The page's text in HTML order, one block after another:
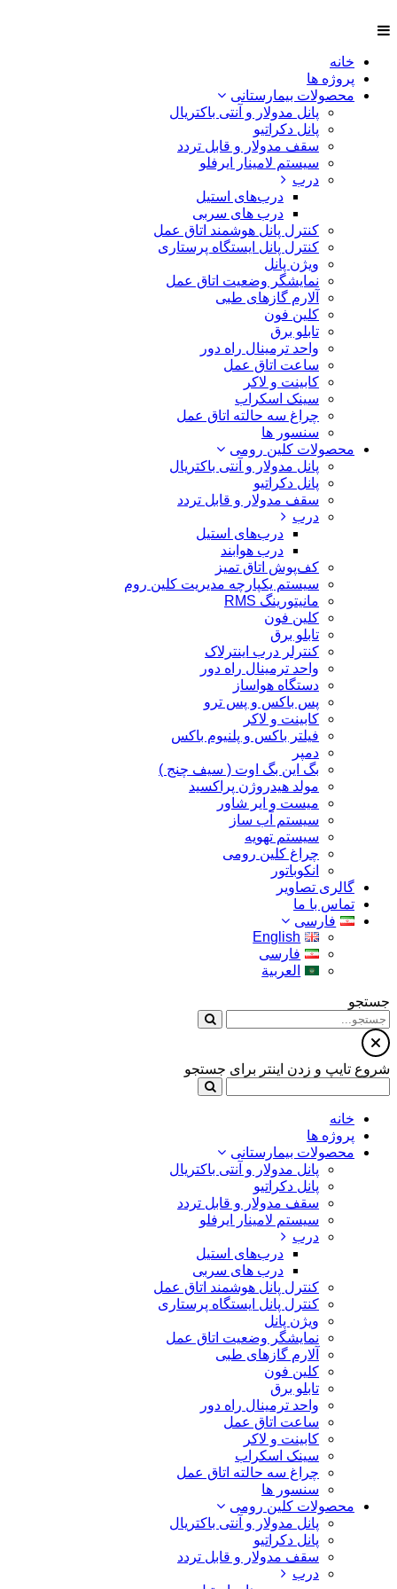
خانه
پروژه ها
محصولات بیمارستانی
پانل مدولار و آنتی باکتریال
پانل دکراتیو
سقف مدولار و قابل تردد
سیستم لامینار ایرفلو
درب
درب‌های استیل
درب های سربی
کنترل پانل هوشمند اتاق عمل
کنترل پانل ایستگاه پرستاری
ویژن پانل
نمایشگر وضعیت اتاق عمل
آلارم گازهای طبی
کلین فون
تابلو برق
واحد ترمینال راه دور
ساعت اتاق عمل
کابینت و لاکر
سینک اسکراب
چراغ سه حالته اتاق عمل
سنسور ها
محصولات کلین رومی
پانل مدولار و آنتی باکتریال
پانل دکراتیو
سقف مدولار و قابل تردد
درب
درب‌های استیل
درب هوابند
کف‌پوش اتاق تمیز
سیستم یکپارچه مدیریت کلین روم
مانیتورینگ RMS
کلین فون
تابلو برق
کنترلر درب اینترلاک
واحد ترمینال راه دور
دستگاه هواساز
پس باکس و پس ترو
کابینت و لاکر
فیلتر باکس و پلنیوم باکس
دمپر
بگ این بگ اوت ( سیف چنج )
مولد هیدروژن پراکسید
میست و ایر شاور
سیستم آب ساز
سیستم تهویه
چراغ کلین رومی
انکوباتور
گالری تصاویر
تماس با ما
فارسی
English
فارسی
العربية
جستجو
شروع تایپ و زدن اینتر برای جستجو
خانه
پروژه ها
محصولات بیمارستانی
پانل مدولار و آنتی باکتریال
پانل دکراتیو
سقف مدولار و قابل تردد
سیستم لامینار ایرفلو
درب
درب‌های استیل
درب های سربی
کنترل پانل هوشمند اتاق عمل
کنترل پانل ایستگاه پرستاری
ویژن پانل
نمایشگر وضعیت اتاق عمل
آلارم گازهای طبی
کلین فون
تابلو برق
واحد ترمینال راه دور
ساعت اتاق عمل
کابینت و لاکر
سینک اسکراب
چراغ سه حالته اتاق عمل
سنسور ها
محصولات کلین رومی
پانل مدولار و آنتی باکتریال
پانل دکراتیو
سقف مدولار و قابل تردد
درب